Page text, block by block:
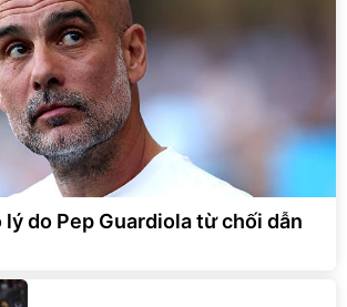
do Pep Guardiola từ chối dẫn